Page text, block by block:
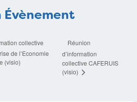
collective
de l’Economie
(visio)
Réunion
d’information
collective CAFERUIS
(visio)